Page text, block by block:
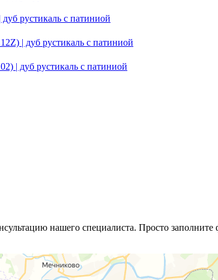
рустикаль с патиниой
| дуб рустикаль с патиниой
| дуб рустикаль с патиниой
нашего специалиста. Просто